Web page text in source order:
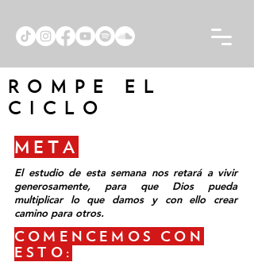
ROMPE EL
CICLO
META
El estudio de esta semana nos retará a vivir
generosamente, para que Dios pueda
multiplicar lo que damos y con ello crear
camino para otros.
COMENCEMOS CON
ESTO: